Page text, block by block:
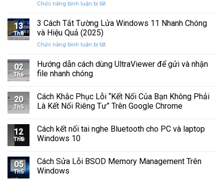
Cứng
Hỏng
Hình
Giác
Trên
C
Chức năng bình luận bị tắtở
Sửa
Âm
Khi
11
13
Th8
3 Cách Tắt Tường Lửa Windows 11 Nhanh Chóng
và Hiệu Quả (2025)
Chức năng bình luận bị tắtở
Cách
Tắt
Windows
11
và
02
Th6
Hướng dẫn cách dùng UltraViewer để gửi và nhận
file nhanh chóng
20
Th5
Cách Khắc Phục Lỗi “Kết Nối Của Bạn Không Phải
Là Kết Nối Riêng Tư” Trên Google Chrome
12
Th5
Cách kết nối tai nghe Bluetooth cho PC và laptop
Windows 10
05
Th5
Cách Sửa Lỗi BSOD Memory Management Trên
Windows